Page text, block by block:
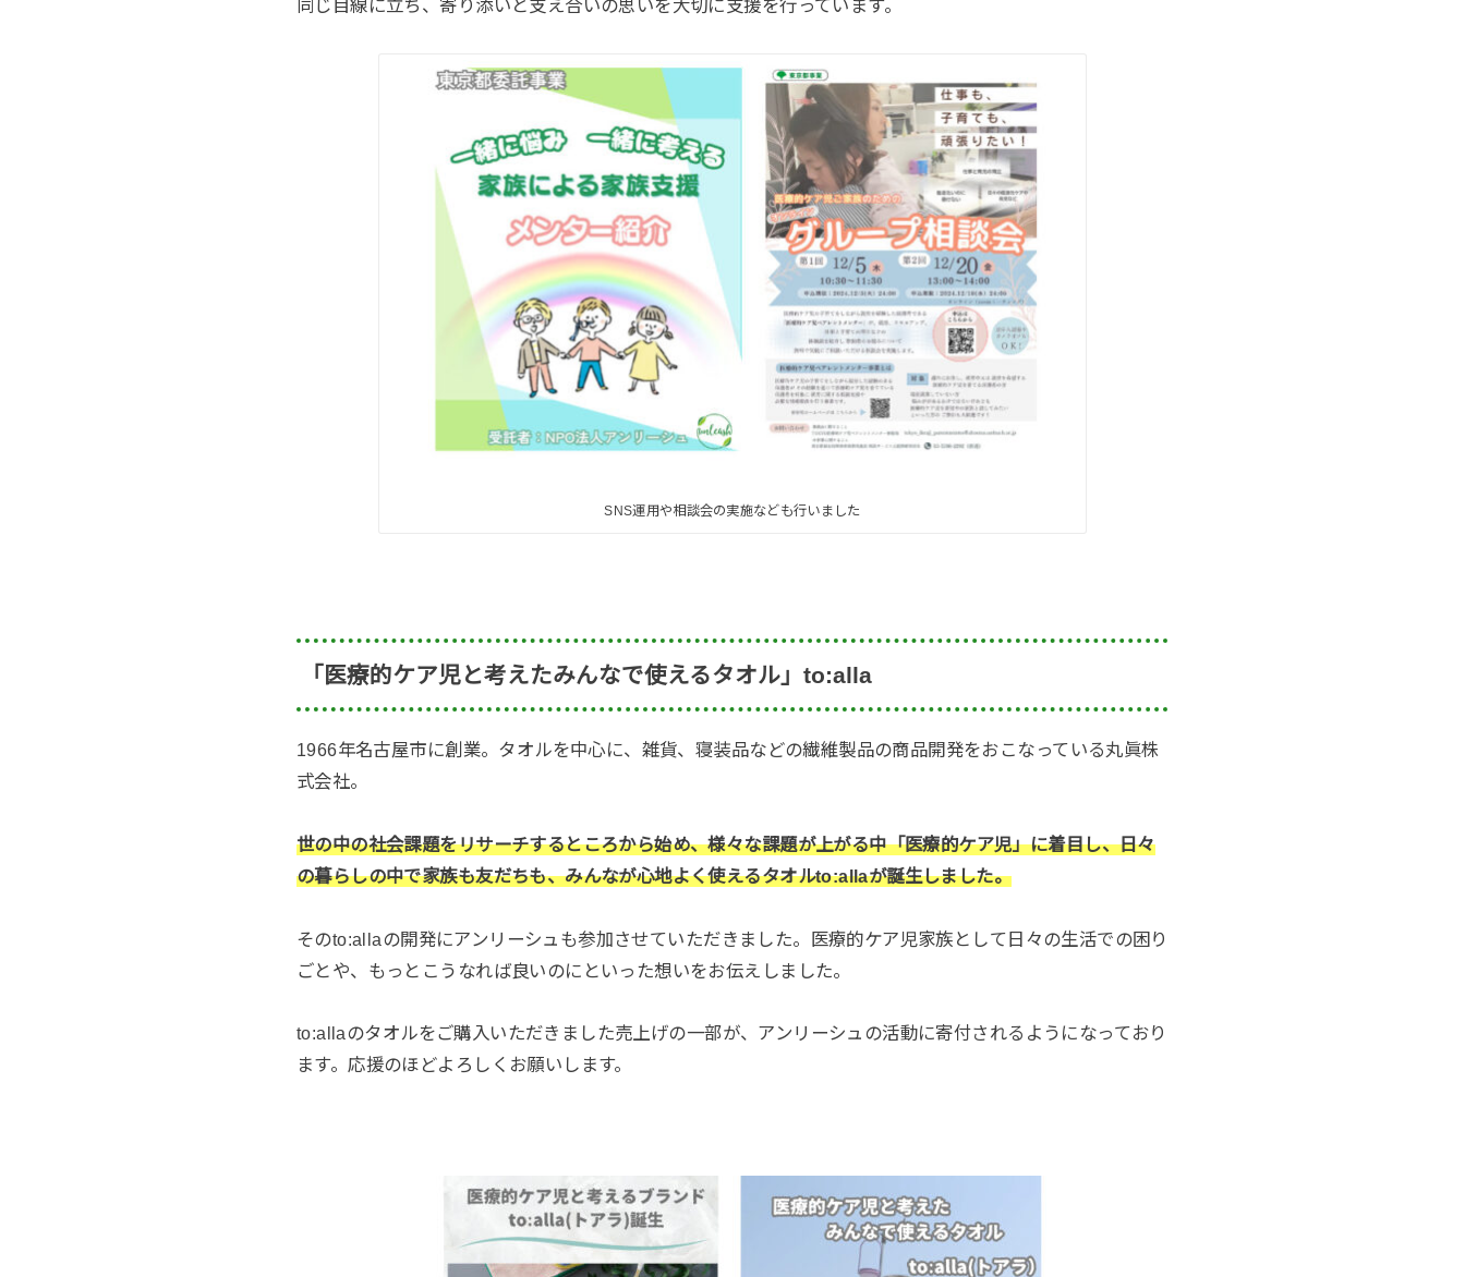
同じ目線に立ち、寄り添いと支え合いの思いを大切に支援を行っています。
SNS運用や相談会の実施なども行いました
「医療的ケア児と考えたみんなで使えるタオル」to:alla
1966年名古屋市に創業。タオルを中心に、雑貨、寝装品などの繊維製品の商品開発をおこなっている丸眞株
式会社。
世の中の社会課題をリサーチするところから始め、様々な課題が上がる中「医療的ケア児」に着目し、日々
の暮らしの中で家族も友だちも、みんなが心地よく使えるタオルto:allaが誕生しました。
そのto:allaの開発にアンリーシュも参加させていただきました。医療的ケア児家族として日々の生活での困り
ごとや、もっとこうなれば良いのにといった想いをお伝えしました。
to:allaのタオルをご購入いただきました売上げの一部が、アンリーシュの活動に寄付されるようになっており
ます。応援のほどよろしくお願いします。